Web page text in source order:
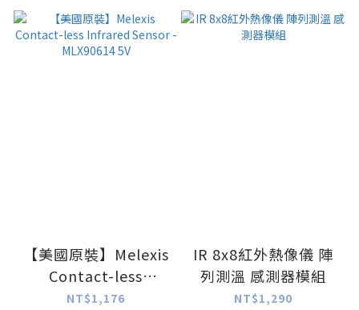
【美國原裝】Melexis
Contact-less
Infrared Sensor -
NT$1,176
IR 8x8紅外熱像儀 陣
列測溫 感測器模組
NT$1,290